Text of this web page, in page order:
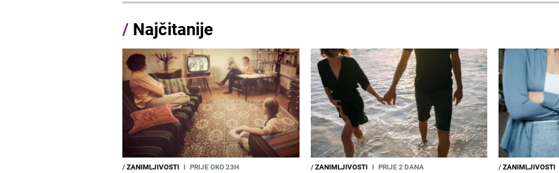
/ Najčitanije
/ZANIMLJIVOSTI I PRIJE OKO 23H /ZANIMLJIVOSTI I PRIJE 2 DANA /ZANIMLJIVOSTI